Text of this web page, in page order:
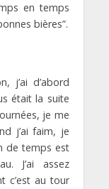
en temps
bières”.
j’ai d’abord
était la suite
je me
j’ai faim, je
de temps est
J’ai assez
c’est au tour